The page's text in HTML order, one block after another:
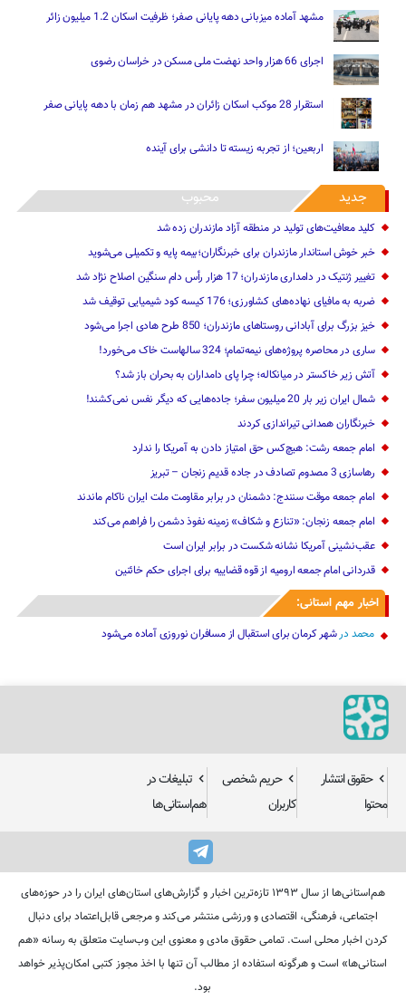
مشهد آماده میزبانی دهه پایانی صفر؛ ظرفیت اسکان 1.2 میلیون زائر
اجرای 66 هزار واحد نهضت ملی مسکن در خراسان رضوی
استقرار 28 موکب اسکان زائران در مشهد هم زمان با دهه پایانی صفر
اربعین؛ از تجربه زیسته تا دانشی برای آینده
جدید محبوب
کلید معافیت‌های تولید در منطقه آزاد مازندران زده شد
خبر خوش استاندار مازندران برای خبرنگاران؛‌بیمه پایه و ‌تکمیلی می‌شوید
تغییر ژنتیک‌ در دامداری مازندران؛ 17 هزار رأس دام سنگین ‌اصلاح نژاد شد
ضربه ‌به مافیای نهاده‌های کشاورزی؛ 176 کیسه کود شیمیایی توقیف شد
خیز بزرگ برای آبادانی روستاهای مازندران؛ 850 طرح هادی ‌اجرا می‌شود
ساری در محاصره پروژه‌های نیمه‌تمام؛ 324 سالهاست خاک می‌خورد!
آتش زیر خاکستر در میانکاله؛ چرا پای دامداران به بحران باز شد؟
شمال ایران زیر بار 20 میلیون سفر؛ جاده‌هایی که دیگر نفس نمی‌کشند!
خبرنگاران همدانی تیراندازی کردند
امام جمعه رشت: هیچ‌کس حق امتیاز دادن به آمریکا را ندارد
رهاسازی 3 مصدوم تصادف در جاده قدیم زنجان – تبریز
امام جمعه موقت سنندج: دشمنان در برابر مقاومت ملت ایران ناکام ماندند
امام جمعه زنجان: «تنازع و شکاف» زمینه نفوذ دشمن را فراهم می‌کند
عقب‌نشینی آمریکا نشانه شکست در برابر ایران است
قدردانی امام جمعه ارومیه از قوه قضاییه برای اجرای حکم خائنین ‌
اخبار مهم استانی:
محمد درشهر کرمان برای استقبال از مسافران نوروزی آماده می‌شود
حقوق انتشار
محتوا
حریم شخصی
کاربران
تبلیغات در
هم‌استانی‌ها
هم‌استانی‌ها از سال ۱۳۹۳ تازه‌ترین اخبار و گزارش‌های استان‌های ایران را در حوزه‌های
اجتماعی، فرهنگی، اقتصادی و ورزشی منتشر می‌کند و مرجعی قابل‌اعتماد برای دنبال
کردن اخبار محلی است. تمامی حقوق مادی و معنوی این وب‌سایت متعلق به رسانه «هم
استانی‌ها» است و هرگونه استفاده از مطالب آن تنها با اخذ مجوز کتبی امکان‌پذیر خواهد
بود.